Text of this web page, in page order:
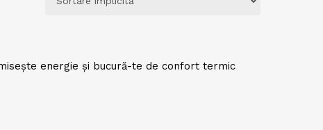
energie și bucură-te de confort termic